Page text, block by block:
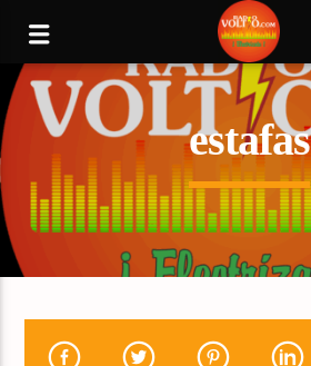
estafas